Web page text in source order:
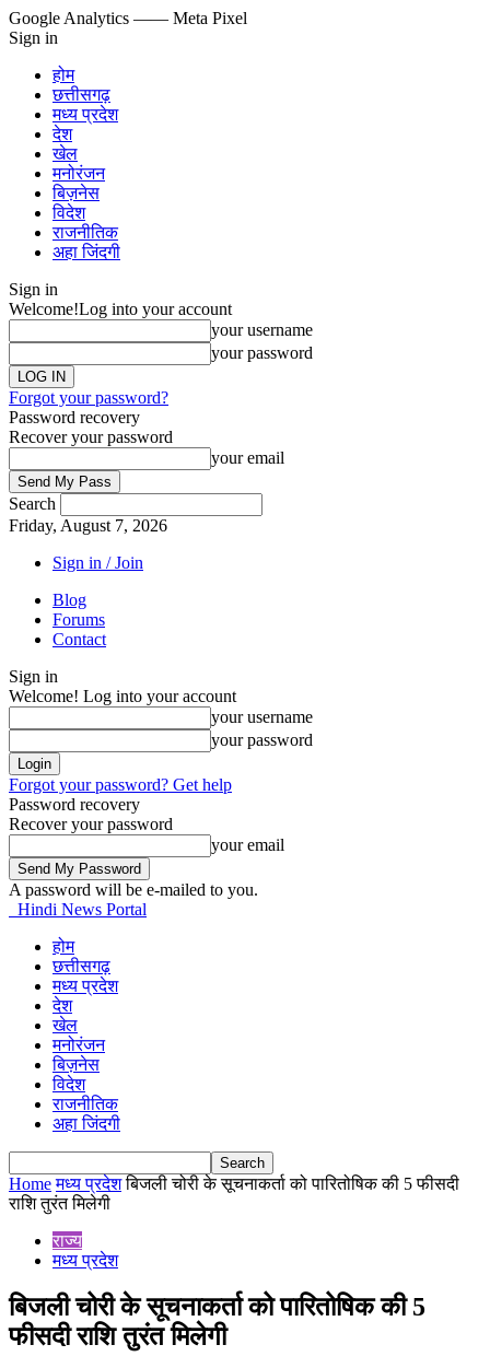
Google Analytics —— Meta Pixel
Sign in
होम
छत्तीसगढ़
मध्य प्रदेश
देश
खेल
मनोरंजन
बिज़नेस
विदेश
राजनीतिक
अहा जिंदगी
Sign in
Welcome!Log into your account
your username
your password
Forgot your password?
Password recovery
Recover your password
your email
Search
Friday, August 7, 2026
Sign in / Join
Blog
Forums
Contact
Sign in
Welcome! Log into your account
your username
your password
Forgot your password? Get help
Password recovery
Recover your password
your email
A password will be e-mailed to you.
Hindi News Portal
होम
छत्तीसगढ़
मध्य प्रदेश
देश
खेल
मनोरंजन
बिज़नेस
विदेश
राजनीतिक
अहा जिंदगी
Home मध्य प्रदेश बिजली चोरी के सूचनाकर्ता को पारितोषिक की 5 फीसदी
राशि तुरंत मिलेगी
राज्य
मध्य प्रदेश
बिजली चोरी के सूचनाकर्ता को पारितोषिक की 5
फीसदी राशि तुरंत मिलेगी